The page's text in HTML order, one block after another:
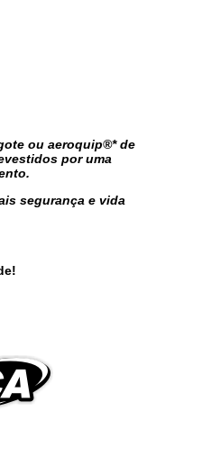
ou aeroquip®* de
por uma
segurança e vida